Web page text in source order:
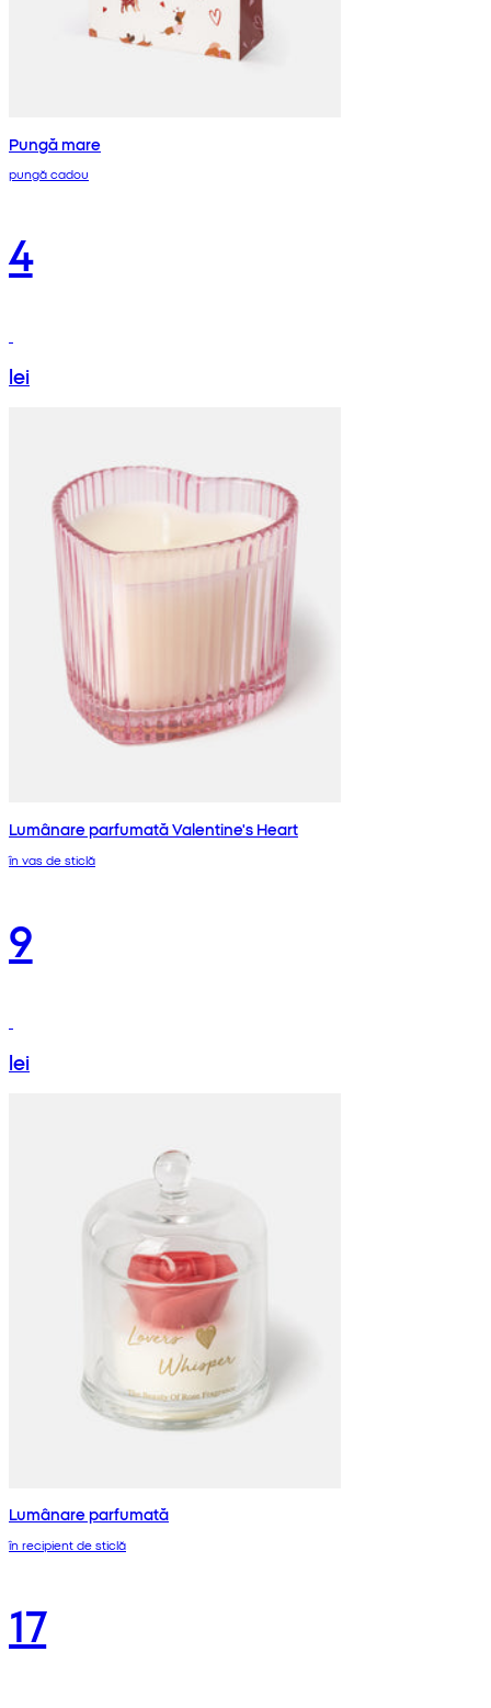
Pungă mare
pungă cadou
4
lei
Lumânare parfumată Valentine's Heart
în vas de sticlă
9
lei
Lumânare parfumată
în recipient de sticlă
17